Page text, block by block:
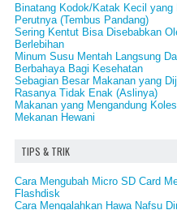
Binatang Kodok/Katak Kecil yang
Perutnya (Tembus Pandang)
Sering Kentut Bisa Disebabkan
Berlebihan
Minum Susu Mentah Langsung
Berbahaya Bagi Kesehatan
Sebagian Besar Makanan yang
Rasanya Tidak Enak (Aslinya)
Makanan yang Mengandung
Mekanan Hewani
TIPS & TRIK
Cara Mengubah Micro SD Card
Flashdisk
Cara Mengalahkan Hawa Nafsu